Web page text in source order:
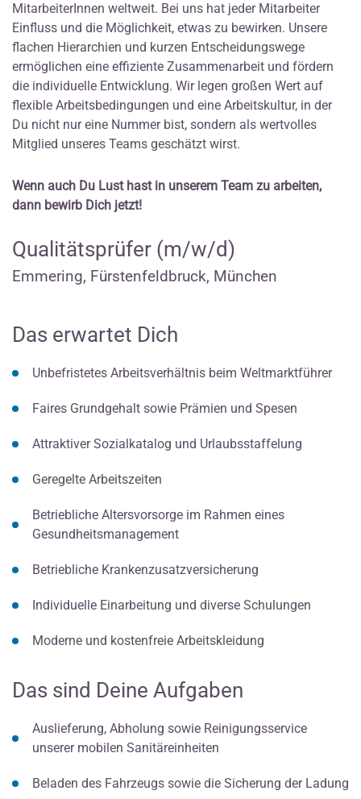
MitarbeiterInnen weltweit. Bei uns hat jeder Mitarbeiter
Einfluss und die Möglichkeit, etwas zu bewirken. Unsere
flachen Hierarchien und kurzen Entscheidungswege
ermöglichen eine effiziente Zusammenarbeit und fördern
die individuelle Entwicklung. Wir legen großen Wert auf
flexible Arbeitsbedingungen und eine Arbeitskultur, in der
Du nicht nur eine Nummer bist, sondern als wertvolles
Mitglied unseres Teams geschätzt wirst.
Wenn auch Du Lust hast in unserem Team zu arbeiten,
dann bewirb Dich jetzt!
Qualitätsprüfer (m/w/d)
Emmering, Fürstenfeldbruck, München
Das erwartet Dich
Unbefristetes Arbeitsverhältnis beim Weltmarktführer
Faires Grundgehalt sowie Prämien und Spesen
Attraktiver Sozialkatalog und Urlaubsstaffelung
Geregelte Arbeitszeiten
Betriebliche Altersvorsorge im Rahmen eines
Gesundheitsmanagement
Betriebliche Krankenzusatzversicherung
Individuelle Einarbeitung und diverse Schulungen
Moderne und kostenfreie Arbeitskleidung
Das sind Deine Aufgaben
Auslieferung, Abholung sowie Reinigungsservice
unserer mobilen Sanitäreinheiten
Beladen des Fahrzeugs sowie die Sicherung der Ladung